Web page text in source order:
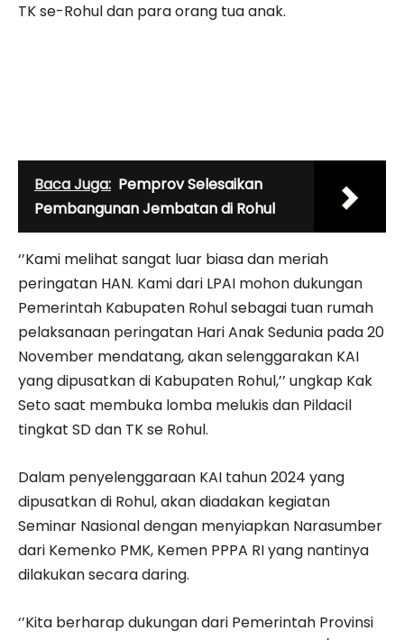
TK se-Rohul dan para orang tua anak.
Baca Juga: Pemprov Selesaikan
Pembangunan Jembatan di Rohul
‘’Kami melihat sangat luar biasa dan meriah
peringatan HAN. Kami dari LPAI mohon dukungan
Pemerintah Kabupaten Rohul sebagai tuan rumah
pelaksanaan peringatan Hari Anak Sedunia pada 20
November mendatang, akan selenggarakan KAI
yang dipusatkan di Kabupaten Rohul,’’ ungkap Kak
Seto saat membuka lomba melukis dan Pildacil
tingkat SD dan TK se Rohul.
Dalam penyelenggaraan KAI tahun 2024 yang
dipusatkan di Rohul, akan diadakan kegiatan
Seminar Nasional dengan menyiapkan Narasumber
dari Kemenko PMK, Kemen PPPA RI yang nantinya
dilakukan secara daring.
‘’Kita berharap dukungan dari Pemerintah Provinsi